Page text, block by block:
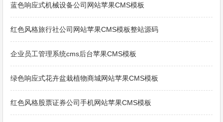
蓝色响应式机械设备公司网站苹果CMS模板
红色风格旅行社公司网站苹果CMS模板整站源码
企业员工管理系统cms后台苹果CMS模板
绿色响应式花卉盆栽植物商城网站苹果CMS模板
红色风格股票证券公司手机网站苹果CMS模板